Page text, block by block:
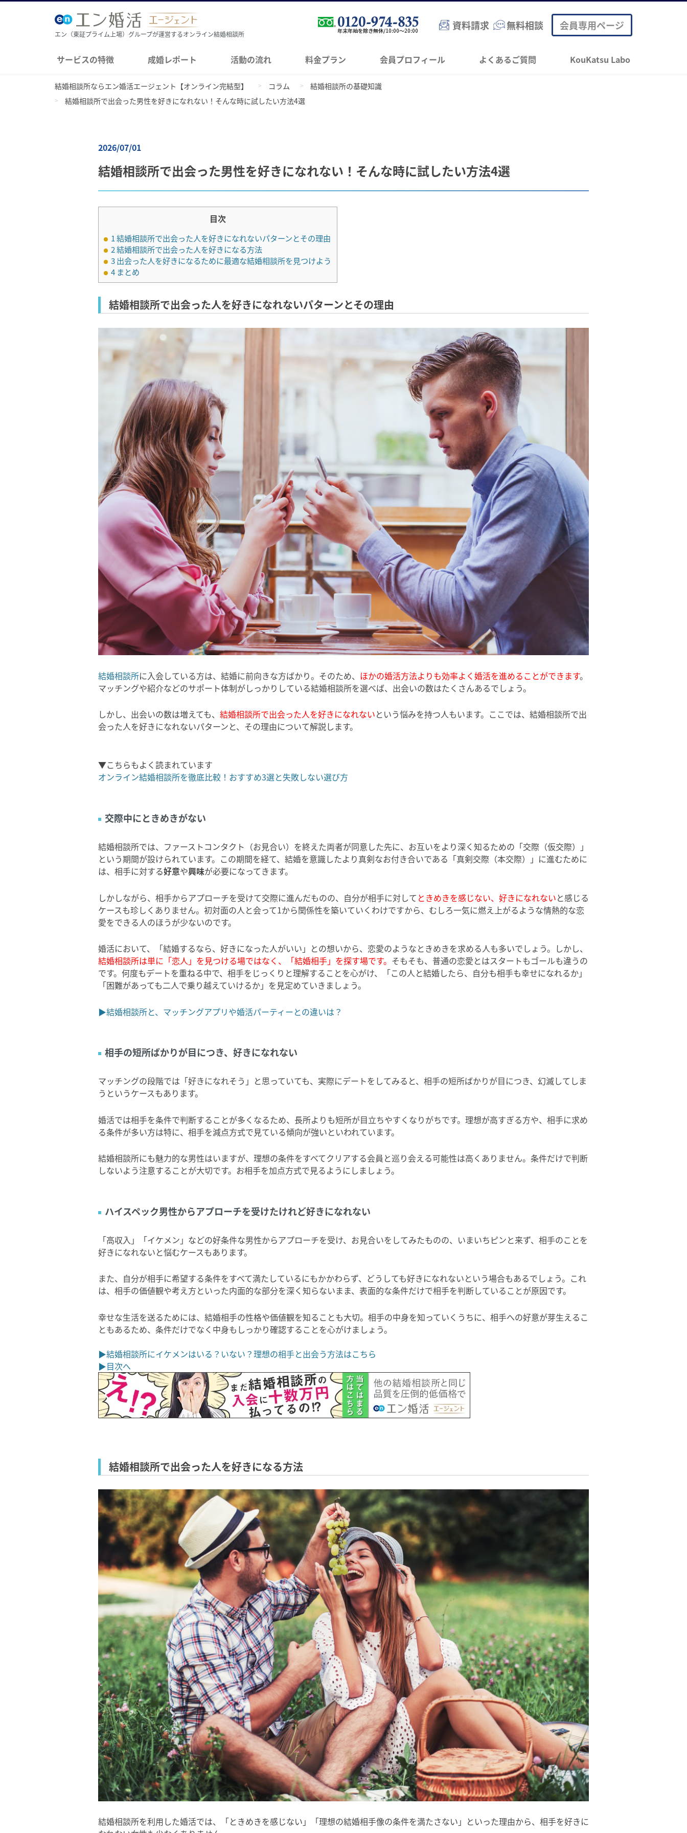
エン（東証プライム上場）グループが運営するオンライン結婚相談所
資料請求 無料相談 会員専用ページ
サービスの特徴 成婚レポート 活動の流れ 料金プラン 会員プロフィール よくあるご質問 KouKatsu Labo
結婚相談所ならエン婚活エージェント【オンライン完結型】 コラム
結婚相談所の基礎知識
結婚相談所で出会った男性を好きになれない！そんな時に試したい方法4選
2026/07/01
結婚相談所で出会った男性を好きになれない！そんな時に試したい方法4選
目次
1結婚相談所で出会った人を好きになれないパターンとその理由
2結婚相談所で出会った人を好きになる方法
3出会った人を好きになるために最適な結婚相談所を見つけよう
4 まとめ
結婚相談所で出会った人を好きになれないパターンとその理由
結婚相談所に入会している方は、結婚に前向きな方ばかり。そのため、 ほかの婚活方法よりも効率よく婚活を進めることができます。
マッチングや紹介などのサポート体制がしっかりしている結婚相談所を選べば、出会いの数はたくさんあるでしょう。
しかし、出会いの数は増えても、 結婚相談所で出会った人を好きになれないという悩みを持つ人もいます。ここでは、結婚相談所で出
会った人を好きになれないパターンと、その理由について解説します。
▼こちらもよく読まれています
オンライン結婚相談所を徹底比較！おすすめ3選と失敗しない選び方
交際中にときめきがない
結婚相談所では、ファーストコンタクト（お見合い）を終えた両者が同意した先に、お互いをより深く知るための「交際（仮交際）」
という期間が設けられています。この期間を経て、結婚を意識したより真剣なお付き合いである「真剣交際（本交際）」に進むために
は、相手に対する好意や興味が必要になってきます。
しかしながら、相手からアプローチを受けて交際に進んだものの、自分が相手に対して ときめきを感じない、好きになれないと感じる
ケースも珍しくありません。初対面の人と会って1から関係性を築いていくわけですから、むしろ一気に燃え上がるような情熱的な恋
愛をできる人のほうが少ないのです。
婚活において、「結婚するなら、好きになった人がいい」との想いから、恋愛のようなときめきを求める人も多いでしょう。しかし、
結婚相談所は単に「恋人」を見つける場ではなく、「結婚相手」を探す場です。 そもそも、普通の恋愛とはスタートもゴールも違うの
です。何度もデートを重ねる中で、相手をじっくりと理解することを心がけ、「この人と結婚したら、自分も相手も幸せになれるか」
「困難があっても二人で乗り越えていけるか」を見定めていきましょう。
▶結婚相談所と、マッチングアプリや婚活パーティーとの違いは？
相手の短所ばかりが目につき、好きになれない
マッチングの段階では「好きになれそう」と思っていても、実際にデートをしてみると、相手の短所ばかりが目につき、幻滅してしま
うというケースもあります。
婚活では相手を条件で判断することが多くなるため、長所よりも短所が目立ちやすくなりがちです。理想が高すぎる方や、相手に求め
る条件が多い方は特に、相手を減点方式で見ている傾向が強いといわれています。
結婚相談所にも魅力的な男性はいますが、理想の条件をすべてクリアする会員と巡り会える可能性は高くありません。条件だけで判断
しないよう注意することが大切です。お相手を加点方式で見るようにしましょう。
ハイスペック男性からアプローチを受けたけれど好きになれない
「高収入」「イケメン」などの好条件な男性からアプローチを受け、お見合いをしてみたものの、いまいちピンと来ず、相手のことを
好きになれないと悩むケースもあります。
また、自分が相手に希望する条件をすべて満たしているにもかかわらず、どうしても好きになれないという場合もあるでしょう。これ
は、相手の価値観や考え方といった内面的な部分を深く知らないまま、表面的な条件だけで相手を判断していることが原因です。
幸せな生活を送るためには、結婚相手の性格や価値観を知ることも大切。相手の中身を知っていくうちに、相手への好意が芽生えるこ
ともあるため、条件だけでなく中身もしっかり確認することを心がけましょう。
▶結婚相談所にイケメンはいる？いない？理想の相手と出会う方法はこちら
▶目次へ
結婚相談所で出会った人を好きになる方法
結婚相談所を利用した婚活では、「ときめきを感じない」「理想の結婚相手像の条件を満たさない」といった理由から、相手を好きに